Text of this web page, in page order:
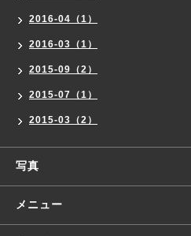
2016-04（1）
2016-03（1）
2015-09（2）
2015-07（1）
2015-03（2）
写真
メニュー